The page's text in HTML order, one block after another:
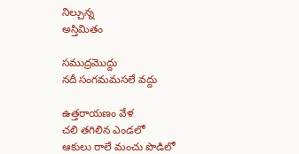
నిల్చున్న
అస్తిమితం
సముద్రమొద్దు
నదీ సంగమమసలే వద్దు
ఉత్తరాయణం వేళ
చలి తగిలిన ఎండలో
ఆకులు రాలే మంచు పొడిలో